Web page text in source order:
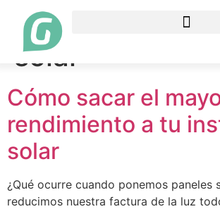
Etiqueta:
solar
Cómo sacar el
rendimiento a tu
solar
¿Qué ocurre cuando ponemos paneles
reducimos nuestra factura de la luz